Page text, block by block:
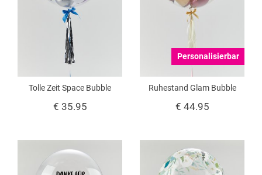
Personalisierbar
Ruhestand Glam Bubble
€ 44.95
Tolle Zeit Space Bubble
€ 35.95